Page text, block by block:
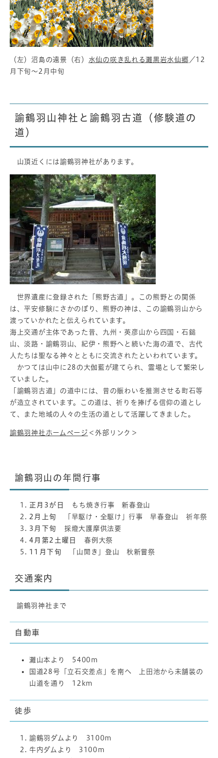
（左）沼島の遠景（右） 水仙の咲き乱れる灘黒岩水仙郷 ／12
月下旬～2月中旬
諭鶴羽山神社と諭鶴羽古道（修験道の
道）
山頂近くには諭鶴羽神社があります。
世界遺産に登録された「熊野古道」。この熊野との関係
は、平安修験にさかのぼり、熊野の神は、この諭鶴羽山から
渡っていかれたと伝えられています。
海上交通が主体であった昔、九州・英彦山から四国・石鎚
山、淡路・諭鶴羽山、紀伊・熊野へと続いた海の道で、古代
人たちは聖なる神々とともに交流されたといわれています。
かつては山中に28の大伽藍が建てられ、霊場として繁栄し
ていました。
「諭鶴羽古道」の道中には、昔の賑わいを推測させる町石等
が造立されています。この道は、祈りを捧げる信仰の道とし
て、また地域の人々の生活の道として活躍してきました。
諭鶴羽神社ホームページ ＜外部リンク＞
諭鶴羽山の年間行事
正月3が日
もち焼き行事 新春登山
2月上旬
「早駆け・全駆け」行事 早春登山 祈年祭
3月下旬 採燈大護摩供法要
4月第2土曜日春例大祭
11月下旬
「山開き」登山 秋新嘗祭
交通案内
諭鶴羽神社まで
自動車
灘山本より 5400m
国道28号「立石交差点」を南へ 上田池から未舗装の
山道を通り 12km
徒歩
諭鶴羽ダムより 3100m
牛内ダムより 3100m